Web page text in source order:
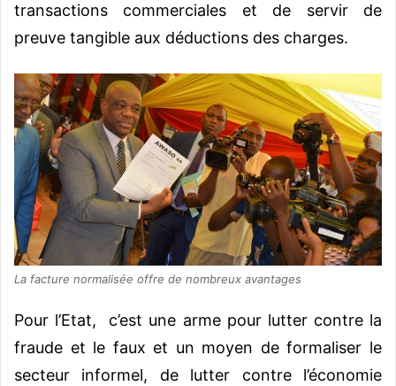
transactions commerciales et de servir de
preuve tangible aux déductions des charges.
La facture normalisée offre de nombreux avantages
Pour l’Etat, c’est une arme pour lutter contre la
fraude et le faux et un moyen de formaliser le
secteur informel, de lutter contre l’économie